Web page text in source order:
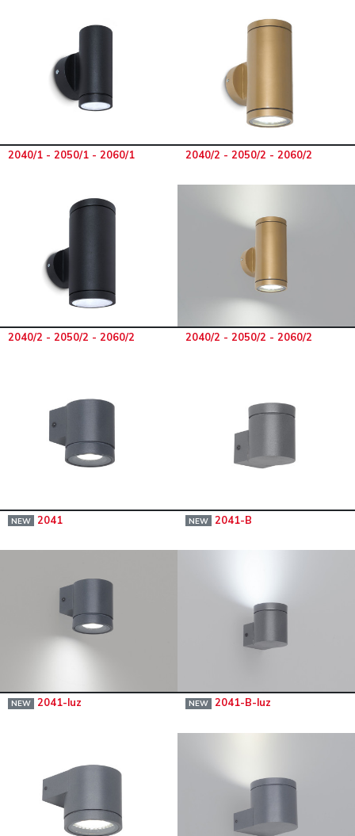
2040/1 - 2050/1 - 2060/1 2040/2 - 2050/2 - 2060/2
2040/2 - 2050/2 - 2060/2 2040/2 - 2050/2 - 2060/2
NEW 2041 NEW 2041-B
NEW 2041-luz NEW 2041-B-luz